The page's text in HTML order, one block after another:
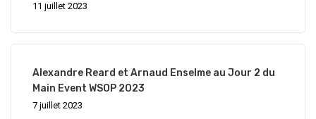
11 juillet 2023
Alexandre Reard et Arnaud Enselme au Jour 2 du
Main Event WSOP 2023
7 juillet 2023